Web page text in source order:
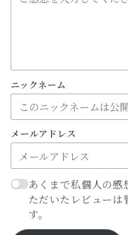
ニックネーム
メールアドレス
あくまで私個人の感
ただいたレビューは
す。